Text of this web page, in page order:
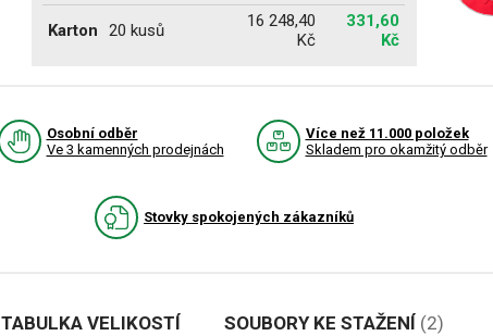
Karton 20 kusů
16 248,40
Kč
331,60
Kč
Osobní odběr
Ve 3 kamenných prodejnách
Více než 11.000 položek
Skladem pro okamžitý odběr
Stovky spokojených zákazníků
TABULKA VELIKOSTÍ SOUBORY KE STAŽENÍ (2)